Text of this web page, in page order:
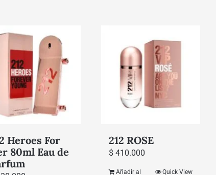
Heroes For
80ml Eau de
212 ROSE
$ 410.000
Añadir al
Quick View